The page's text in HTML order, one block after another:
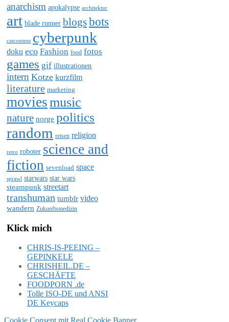
anarchism apokalypse architektur
art blade runner blogsbots
catcontent cyberpunk
doku eco Fashion food fotos
games gif illustrationen
intern Kotze kurzfilm
literature marketing
moviesmusic
nature norge politics
random reisen religion
retro roboter science and
fiction sevenload space
sprawl starwars star wars
steampunk streetart
transhuman tumblr video
wandern Zukunftsmedizin
Klick mich
CHRIS-IS-PEEING –
GEPINKELE
CHRISHEIL.DE –
GESCHÄFTE
FOODPORN .de
Tolle ISO-DE und ANSI
DE Keycaps